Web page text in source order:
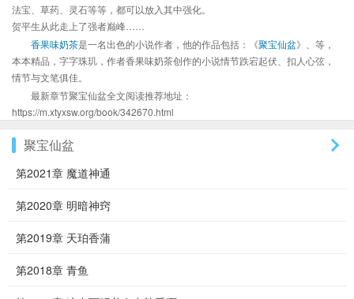
法宝、草药、灵石等等，都可以放入其中强化。
贺平生从此走上了强者巅峰……
香果味奶茶是一名出色的小说作者，他的作品包括：《聚宝仙盆》、等，
本本精品，字字珠玑，作者香果味奶茶创作的小说情节跌宕起伏、扣人心弦，
情节与文笔俱佳。
最新章节聚宝仙盆全文阅读推荐地址：
https://m.xtyxsw.org/book/342670.html
聚宝仙盆
第2021章 魔道神通
第2020章 明暗神窍
第2019章 天珀香蒲
第2018章 青鱼